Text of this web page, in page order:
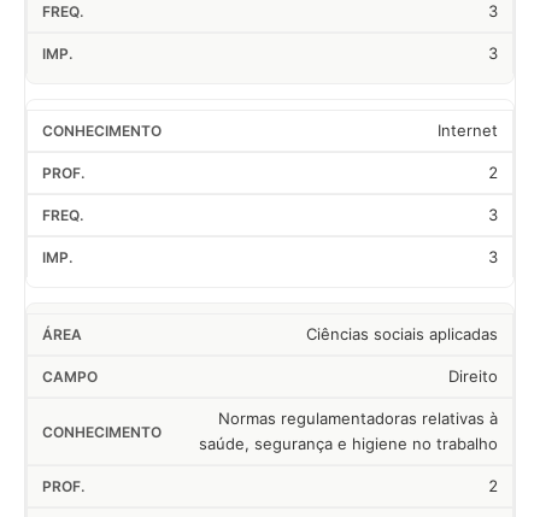
3
3
Internet
2
3
3
Ciências sociais aplicadas
Direito
Normas regulamentadoras relativas à
saúde, segurança e higiene no trabalho
2